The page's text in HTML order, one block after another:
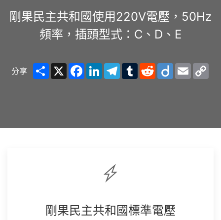
剛果民主共和國使用220V電壓，50Hz
頻率，插頭型式：C、D、E
分享 ShareX Facebook
LinkedInTelegram
TumblrRedditDiigo Email
剛果民主共和國標準電壓